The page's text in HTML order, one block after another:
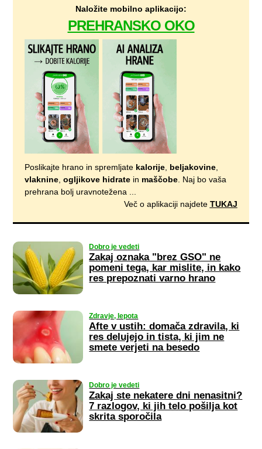
Naložite mobilno aplikacijo:
PREHRANSKO OKO
Poslikajte hrano in spremljate kalorije beljakovine
vlaknine ,ogljikove hidrate in maščobe . Naj bo vaša
prehrana bolj uravnotežena ...
Več o aplikaciji najdete TUKAJ
Dobro je vedeti
Zakaj oznaka "brez GSO" ne
pomeni tega, kar mislite, in kako
res prepoznati varno hrano
Zdravje, lepota
Afte v ustih: domača zdravila, ki
res delujejo in tista, ki jim ne
smete verjeti na besedo
Dobro je vedeti
Zakaj ste nekatere dni nenasitni?
7 razlogov, ki jih telo pošilja kot
skrita sporočila